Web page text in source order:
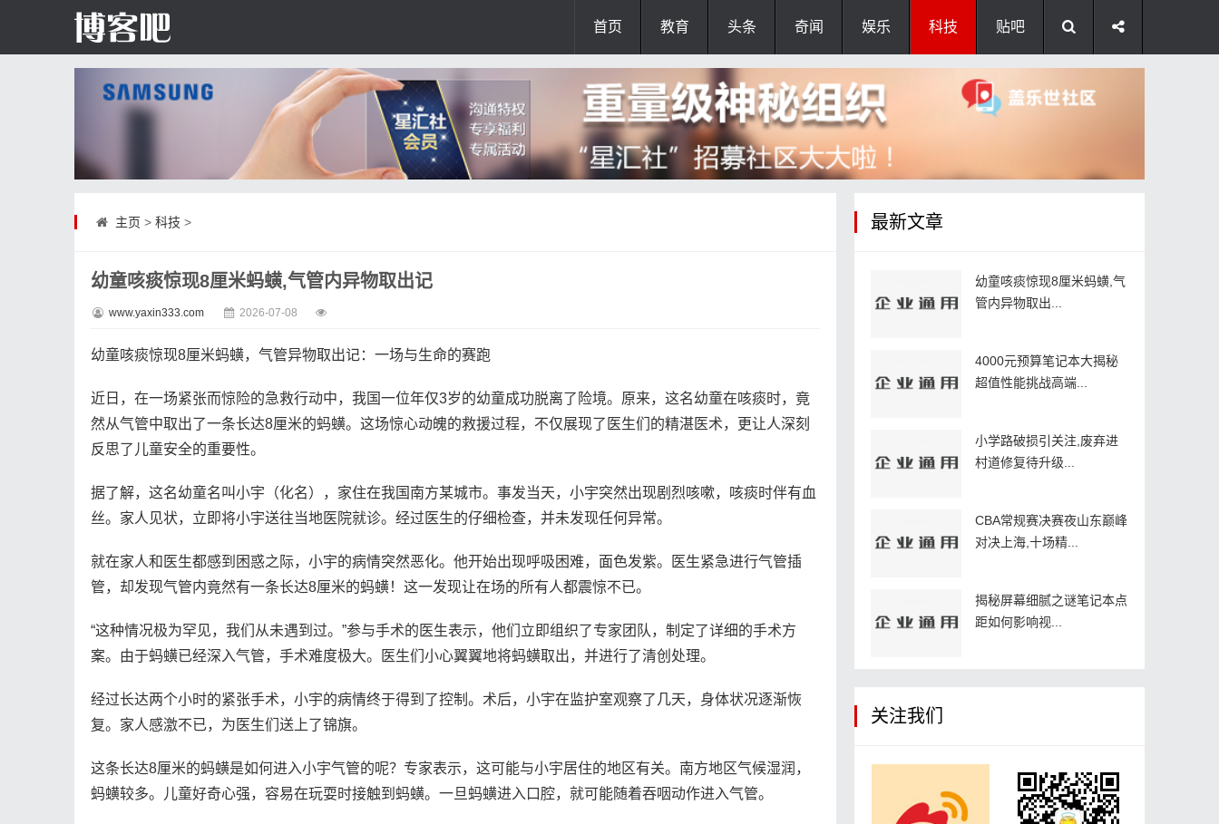
首页 教育 头条 奇闻 娱乐 科技 贴吧
主页 > 科技 >
幼童咳痰惊现8厘米蚂蟥,气管内异物取出记
www.yaxin333.com 2026-07-08
幼童咳痰惊现8厘米蚂蟥，气管异物取出记：一场与生命的赛跑
近日，在一场紧张而惊险的急救行动中，我国一位年仅3岁的幼童成功脱离了险境。原来，这名幼童在咳痰时，竟
然从气管中取出了一条长达8厘米的蚂蟥。这场惊心动魄的救援过程，不仅展现了医生们的精湛医术，更让人深刻
反思了儿童安全的重要性。
据了解，这名幼童名叫小宇（化名），家住在我国南方某城市。事发当天，小宇突然出现剧烈咳嗽，咳痰时伴有血
丝。家人见状，立即将小宇送往当地医院就诊。经过医生的仔细检查，并未发现任何异常。
就在家人和医生都感到困惑之际，小宇的病情突然恶化。他开始出现呼吸困难，面色发紫。医生紧急进行气管插
管，却发现气管内竟然有一条长达8厘米的蚂蟥！这一发现让在场的所有人都震惊不已。
“这种情况极为罕见，我们从未遇到过。”参与手术的医生表示，他们立即组织了专家团队，制定了详细的手术方
案。由于蚂蟥已经深入气管，手术难度极大。医生们小心翼翼地将蚂蟥取出，并进行了清创处理。
经过长达两个小时的紧张手术，小宇的病情终于得到了控制。术后，小宇在监护室观察了几天，身体状况逐渐恢
复。家人感激不已，为医生们送上了锦旗。
这条长达8厘米的蚂蟥是如何进入小宇气管的呢？专家表示，这可能与小宇居住的地区有关。南方地区气候湿润，
蚂蟥较多。儿童好奇心强，容易在玩耍时接触到蚂蟥。一旦蚂蟥进入口腔，就可能随着吞咽动作进入气管。
最新文章
幼童咳痰惊现8厘米蚂蟥,气
管内异物取出...
4000元预算笔记本大揭秘
超值性能挑战高端...
小学路破损引关注,废弃进
村道修复待升级...
CBA常规赛决赛夜山东巅峰
对决上海,十场精...
揭秘屏幕细腻之谜笔记本点
距如何影响视...
关注我们